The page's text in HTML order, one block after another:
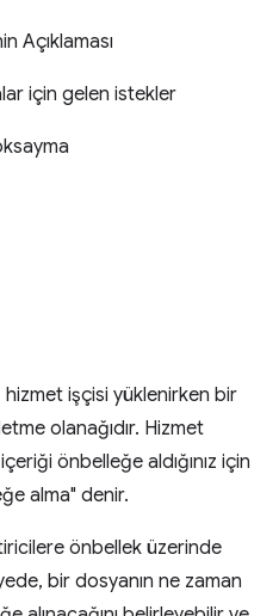
Açıklaması
için gelen istekler
işçisi yüklenirken bir
olanağıdır. Hizmet
önbelleğe aldığınız için
alma" denir.
önbellek üzerinde
bir dosyanın ne zaman